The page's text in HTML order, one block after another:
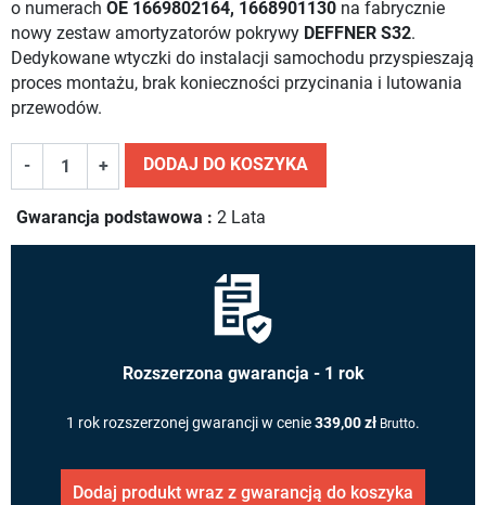
o numerach OE 1669802164, 1668901130 na fabrycznie
nowy zestaw amortyzatorów pokrywy DEFFNER S32.
Dedykowane wtyczki do instalacji samochodu przyspieszają
proces montażu, brak konieczności przycinania i lutowania
przewodów.
- + DODAJ DO KOSZYKA
Gwarancja podstawowa : 2 Lata
Rozszerzona gwarancja - 1 rok
1 rok rozszerzonej gwarancji w cenie339,00 zł Brutto.
Dodaj produkt wraz z gwarancją do koszyka